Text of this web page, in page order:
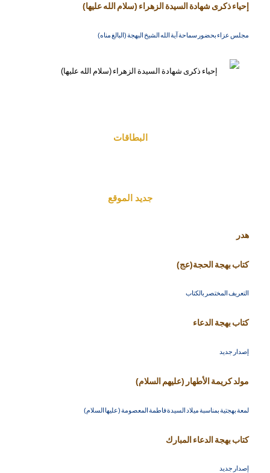
إحياء ذكرى شهادة السيدة الزهراء (سلام الله عليها)
مجلس عزاء بحضور سماحة آية الله الشيخ البهجة (البالغ مناه)
البطاقات
جديد الموقع
هدر
كتاب بهجة الحجة(عج)
التعريف المختصر بالكتاب
كتاب بهجة الدعاء
إصدار جديد
مولد كريمة الأطهار (عليهم السلام)
لمعة بهجتية بمناسبة ميلاد السيدة فاطمة المعصومة (عليها السلام)
كتاب بهجة الدعاء المبارك
إصدار جديد